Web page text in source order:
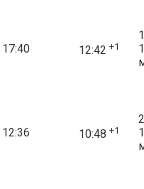
17:40 12:42 +1
1
12:36 10:48 +1